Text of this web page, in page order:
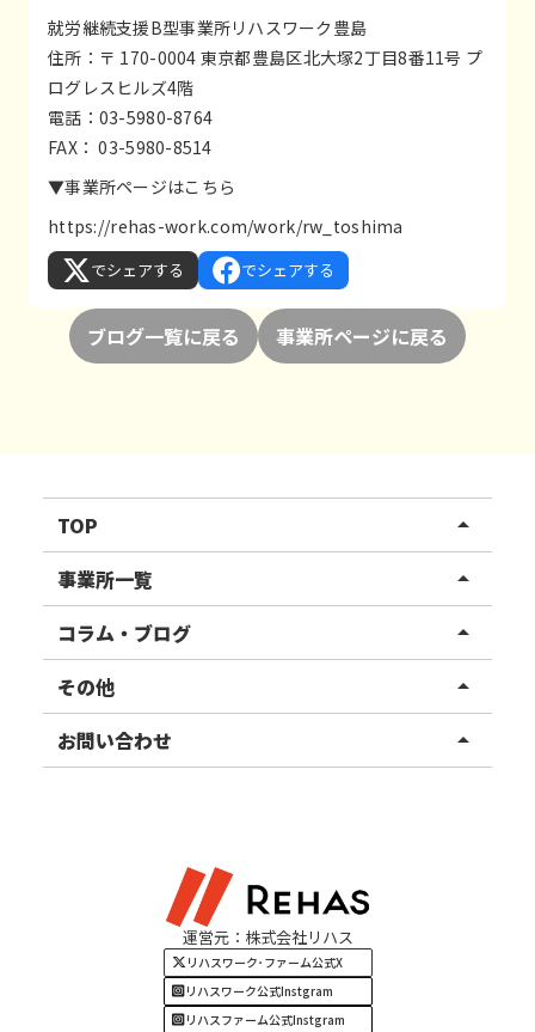
就労継続支援B型事業所リハスワーク豊島
住所：〒 170-0004 東京都豊島区北大塚2丁目8番11号 プ
ログレスヒルズ4階
電話：03-5980-8764
FAX： 03-5980-8514
▼事業所ページはこちら
https://rehas-work.com/work/rw_toshima
でシェアする でシェアする
ブログ一覧に戻る 事業所ページに戻る
TOP arrow_drop_up
リハスワーク
リハスファーム
事業所一覧 arrow_drop_up
関東エリア
東北エリア
甲信越エリア
四国・九州エリア
コラム・ブログ arrow_drop_up
事業所ブログ
ご利用者様の声
その他 arrow_drop_up
お知らせ
お問い合わせ arrow_drop_up
運営元：株式会社リハス
リハスワーク･ファーム公式X
リハスワーク公式Instgram
リハスファーム公式Instgram